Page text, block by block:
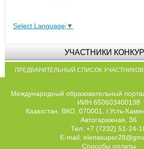
Select Language ▼
УЧАСТНИКИ
ПРЕДВАРИТЕЛЬНЫЙ СПИСОК УЧАСТНИКОВ
Международный образовательный
ИИН 650603400138
Казахстан, ВКО, 070001, г.Усть-
Автогаражная, 36
Тел: +7 (7232) 51-24-
E-mail:
Способы оплаты